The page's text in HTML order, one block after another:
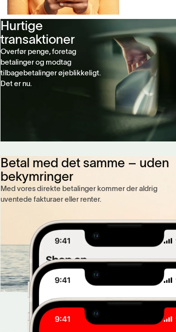
Hurtige
transaktioner
Overfør penge, foretag
betalinger og modtag
tilbagebetalinger øjeblikkeligt.
Det er nu.
Betal med det samme – uden
bekymringer
Med vores direkte betalinger kommer der aldrig
uventede fakturaer eller renter.